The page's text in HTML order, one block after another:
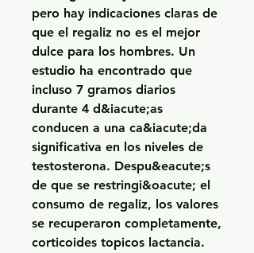
pero hay indicaciones claras de
que el regaliz no es el mejor
dulce para los hombres. Un
estudio ha encontrado que
incluso 7 gramos diarios
durante 4 d&iacute;as
conducen a una ca&iacute;da
significativa en los niveles de
testosterona. Despu&eacute;s
de que se restringi&oacute; el
consumo de regaliz, los valores
se recuperaron completamente,
corticoides topicos lactancia.